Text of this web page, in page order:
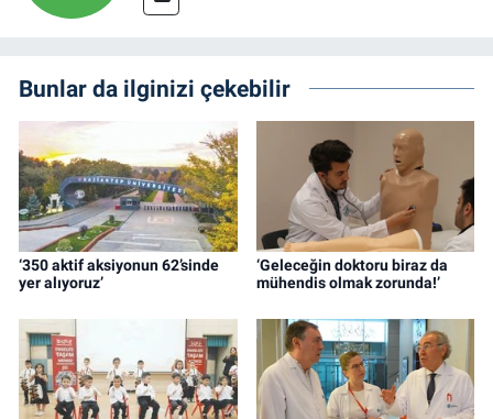
Bunlar da ilginizi çekebilir
‘350 aktif aksiyonun 62’sinde
yer alıyoruz’
‘Geleceğin doktoru biraz da
mühendis olmak zorunda!’